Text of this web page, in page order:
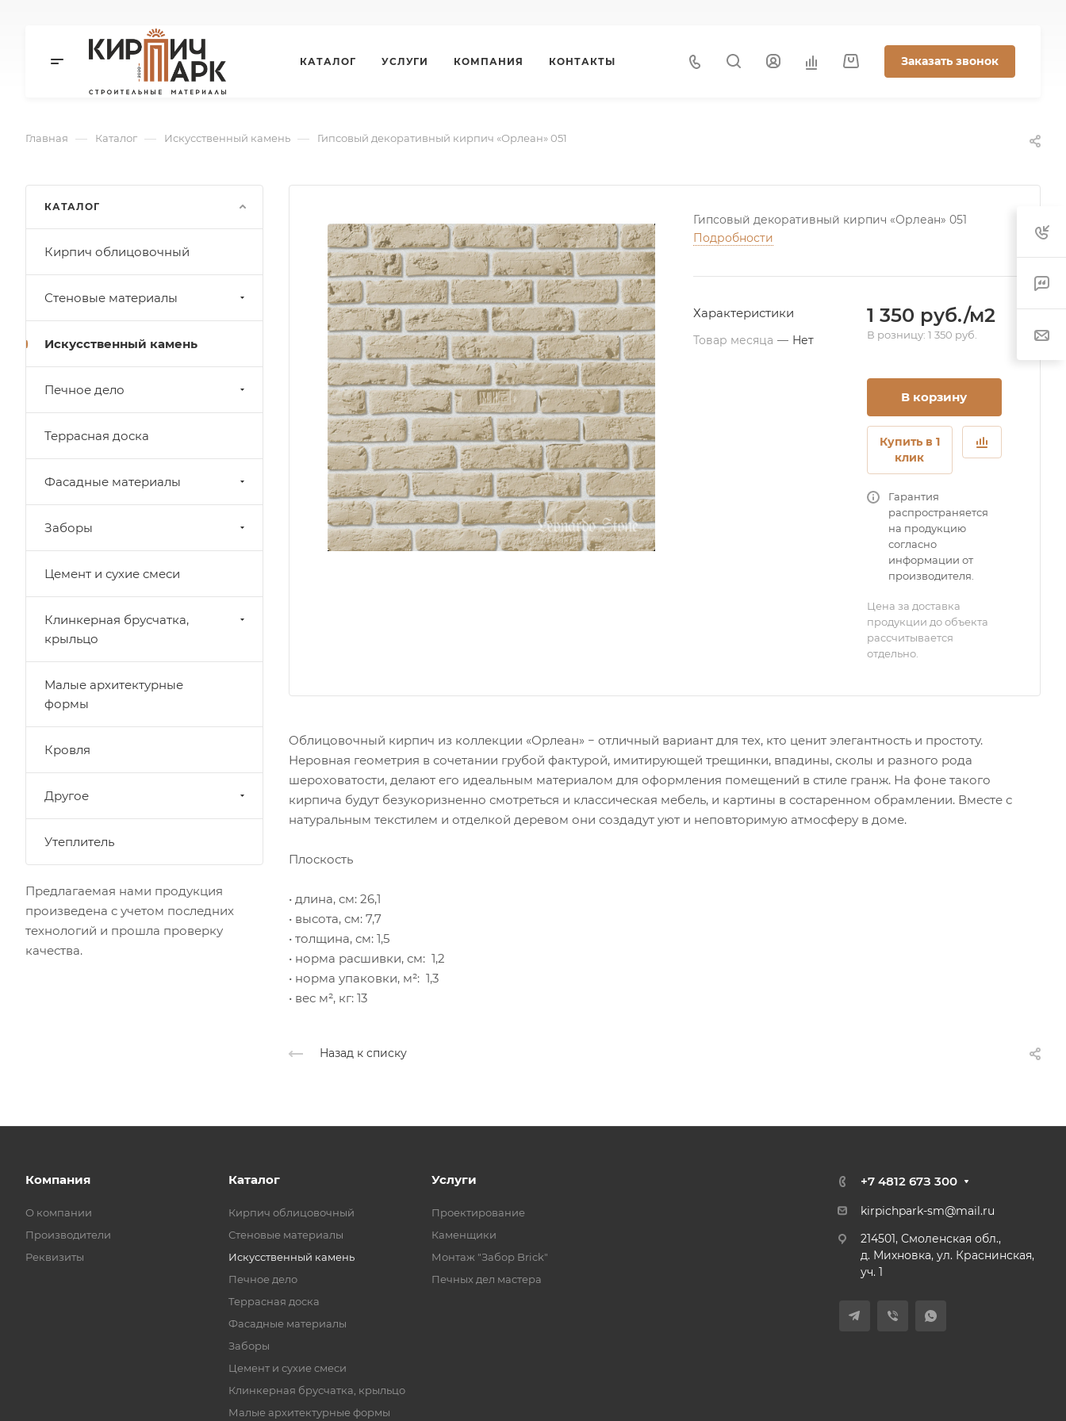
КАТАЛОГ УСЛУГИ КОМПАНИЯ КОНТАКТЫ Заказать звонок
Главная — Каталог — Искусственный камень — Гипсовый декоративный кирпич «Орлеан» 051
Гипсовый декоративный кирпич «Орлеан» 051
Подробности
Характеристики
Товар месяца — Нет
1 350 руб./м2
В розницу: 1 350 руб.
В корзину
Купить в 1
клик
Гарантия
распространяется
на продукцию
согласно
информации от
производителя.
Цена за доставка
продукции до объекта
рассчитывается
отдельно.
Облицовочный кирпич из коллекции «Орлеан» − отличный вариант для тех, кто ценит элегантность и простоту.
Неровная геометрия в сочетании грубой фактурой, имитирующей трещинки, впадины, сколы и разного рода
шероховатости, делают его идеальным материалом для оформления помещений в стиле гранж. На фоне такого
кирпича будут безукоризненно смотреться и классическая мебель, и картины в состаренном обрамлении. Вместе с
натуральным текстилем и отделкой деревом они создадут уют и неповторимую атмосферу в доме.
Плоскость
• длина, см: 26,1
• высота, см: 7,7
• толщина, см: 1,5
• норма расшивки, см: 1,2
• норма упаковки, м²: 1,3
• вес м², кг: 13
Назад к списку
КАТАЛОГ
Кирпич облицовочный
Стеновые материалы
Искусственный камень
Печное дело
Террасная доска
Фасадные материалы
Заборы
Цемент и сухие смеси
Клинкерная брусчатка,
крыльцо
Малые архитектурные
формы
Кровля
Другое
Утеплитель
Предлагаемая нами продукция
произведена с учетом последних
технологий и прошла проверку
качества.
Компания
О компании
Производители
Реквизиты
Каталог
Кирпич облицовочный
Стеновые материалы
Искусственный камень
Печное дело
Террасная доска
Фасадные материалы
Заборы
Цемент и сухие смеси
Клинкерная брусчатка, крыльцо
Малые архитектурные формы
Услуги
Проектирование
Каменщики
Монтаж "Забор Brick"
Печных дел мастера
+7 4812 67З 300
kirpichpark-sm@mail.ru
214501, Смоленская обл.,
д. Михновка, ул. Краснинская,
уч. 1